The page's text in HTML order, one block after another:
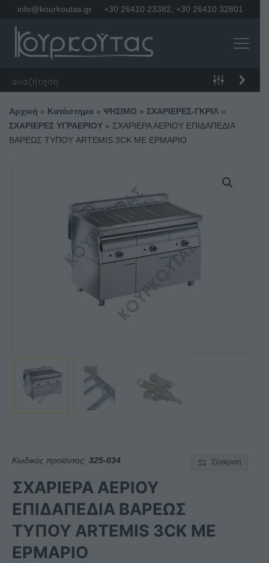
info@kourkoutas.gr +30 26410 23382 +30 26410 32801
Αρχική » Κατάστημα » ΨΗΣΙΜΟ » ΣΧΑΡΙΕΡΕΣ-ΓΚΡΙΛ »
ΣΧΑΡΙΕΡΕΣ ΥΓΡΑΕΡΙΟΥ » ΣΧΑΡΙΕΡΑ ΑΕΡΙΟΥ ΕΠΙΔΑΠΕΔΙΑ
ΒΑΡΕΩΣ ΤΥΠΟΥ ARTEMIS 3CK ΜΕ ΕΡΜΑΡΙΟ
Κωδικός προϊόντος: 325-034 Σύγκριση
ΣΧΑΡΙΕΡΑ ΑΕΡΙΟΥ
ΕΠΙΔΑΠΕΔΙΑ ΒΑΡΕΩΣ
ΤΥΠΟΥ ARTEMIS 3CK ΜΕ
ΕΡΜΑΡΙΟ